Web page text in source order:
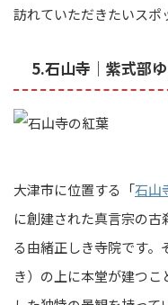
訪れていただきたいスポ
5.石山寺｜紫式部
大津市に位置する「石山
に創建された真言宗の
る由緒正しき寺院です
き）の上に本堂が建つ